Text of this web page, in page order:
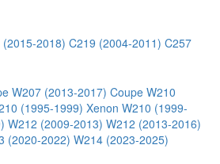
(2015-2018) C219 (2004-2011) C257
W207 (2013-2017) Coupe W210
(1995-1999) Xenon W210 (1999-
W212 (2009-2013) W212 (2013-2016)
(2020-2022) W214 (2023-2025)